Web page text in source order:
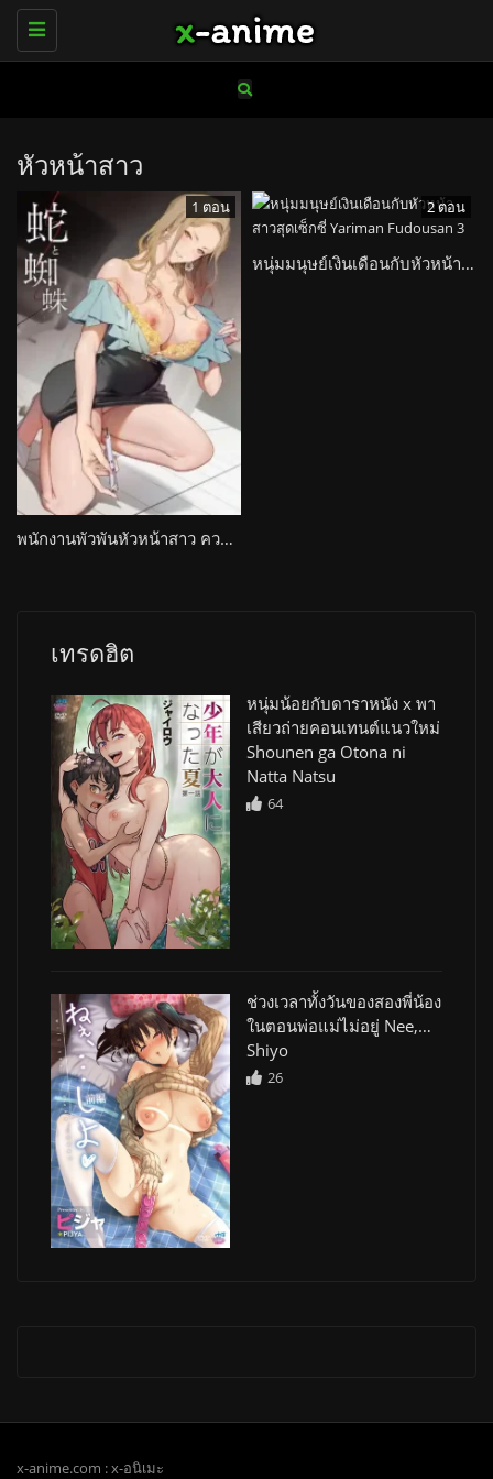
Toggle
navigation
หัวหน้าสาว
1 ตอน
พนักงานพัวพันหัวหน้าสาว ความสัมพันธ์ลับถลำลึก Hebi to Kumo
2 ตอน
หนุ่มมนุษย์เงินเดือนกับหัวหน้าสาวสุดเซ็กซี่ Yariman Fudousan
เทรดฮิต
หนุ่มน้อยกับดาราหนัง x พา
เสียวถ่ายคอนเทนต์แนวใหม่
Shounen ga Otona ni
Natta Natsu
64
ช่วงเวลาทั้งวันของสองพี่น้อง
ในตอนพ่อแม่ไม่อยู่ Nee,…
Shiyo
26
x-anime.com : x-อนิเมะ